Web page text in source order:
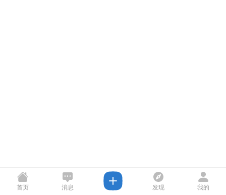
首页 消息 发现 我的